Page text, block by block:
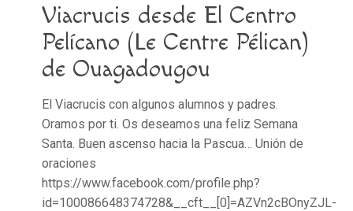
Viacrucis desde El Centro
Pelícano (Le Centre Pélican)
de Ouagadougou
El Viacrucis con algunos alumnos y padres.
Oramos por ti. Os deseamos una feliz Semana
Santa. Buen ascenso hacia la Pascua… Unión de
oraciones
https://www.facebook.com/profile.php?
id=100086648374728&__cft__[0]=AZVn2cBOnyZJL-